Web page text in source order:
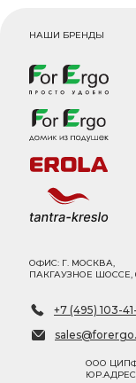
НАШИ БРЕНДЫ
ООО
ОФИС: Г. МОСКВА,
ПАКГАУЗНОЕ ШОССЕ,
+7 (495) 103-